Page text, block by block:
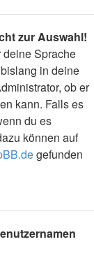
zur Auswahl!
deine Sprache
in deine
ob er
kann. Falls es
du es
können auf
gefunden